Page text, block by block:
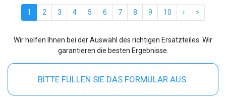
1 (current)
2 3 4 5 6 7 8 9 10 › »
Wir helfen Ihnen bei der Auswahl des richtigen Ersatzteiles. Wir
garantieren die besten Ergebnisse.
BITTE FÜLLEN SIE DAS FORMULAR AUS.